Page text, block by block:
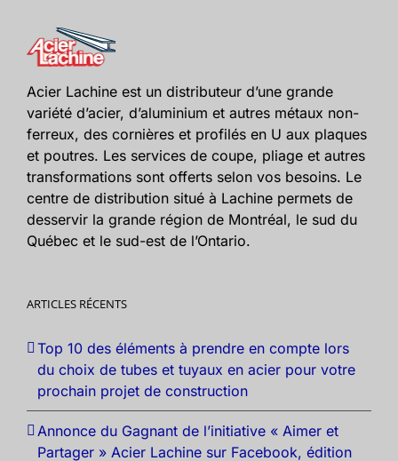
Acier Lachine est un distributeur d’une grande
variété d’acier, d’aluminium et autres métaux non-
ferreux, des cornières et profilés en U aux plaques
et poutres. Les services de coupe, pliage et autres
transformations sont offerts selon vos besoins. Le
centre de distribution situé à Lachine permets de
desservir la grande région de Montréal, le sud du
Québec et le sud-est de l’Ontario.
ARTICLES RÉCENTS
Top 10 des éléments à prendre en compte lors
du choix de tubes et tuyaux en acier pour votre
prochain projet de construction
Annonce du Gagnant de l’initiative « Aimer et
Partager » Acier Lachine sur Facebook, édition